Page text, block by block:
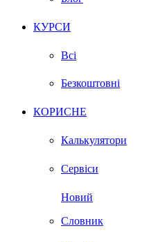
КУРСИ
Всі
Безкоштовні
КОРИСНЕ
Калькулятори
Сервіси
Новий
Словник